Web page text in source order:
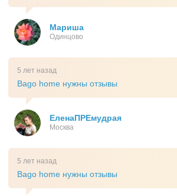
Мариша
Одинцово
5 лет назад
Bago home нужны отзывы
ЕленаПРЕмудрая
Москва
5 лет назад
Bago home нужны отзывы